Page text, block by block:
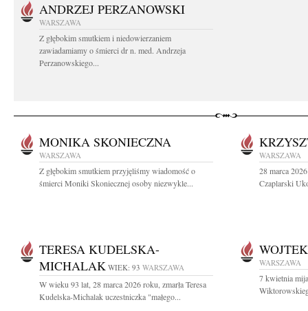
ANDRZEJ PERZANOWSKI
WARSZAWA
Z głębokim smutkiem i niedowierzaniem
zawiadamiamy o śmierci dr n. med. Andrzeja
Perzanowskiego...
MONIKA SKONIECZNA
WARSZAWA
Z głębokim smutkiem przyjęliśmy wiadomość o
śmierci Moniki Skoniecznej osoby niezwykle...
WARSZAWA
28 marca
Czaplarski
TERESA KUDELSKA-
MICHALAK WIEK: 93 WARSZAWA
W wieku 93 lat, 28 marca 2026 roku, zmarła Teresa
Kudelska-Michalak uczestniczka "małego...
WARSZAWA
7 kwietnia